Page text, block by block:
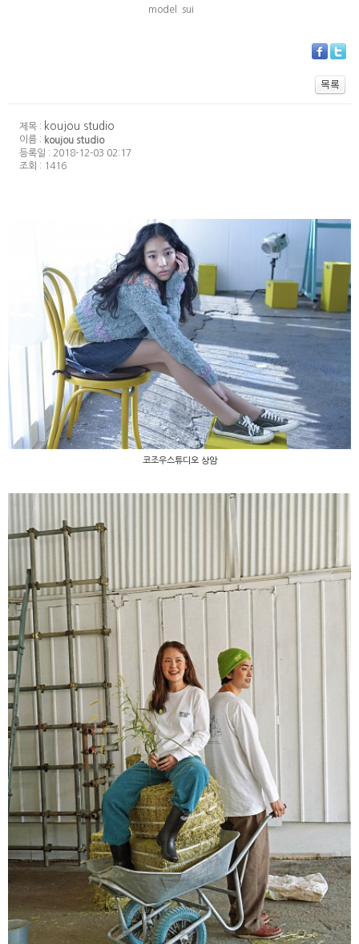
model sui
제목 : koujou studio
이름 : koujou studio
등록일 : 2018-12-03 02:17
조회 : 1416
코조우스튜디오 상암
코조우스튜디오 상암
코조우스튜디오 상암